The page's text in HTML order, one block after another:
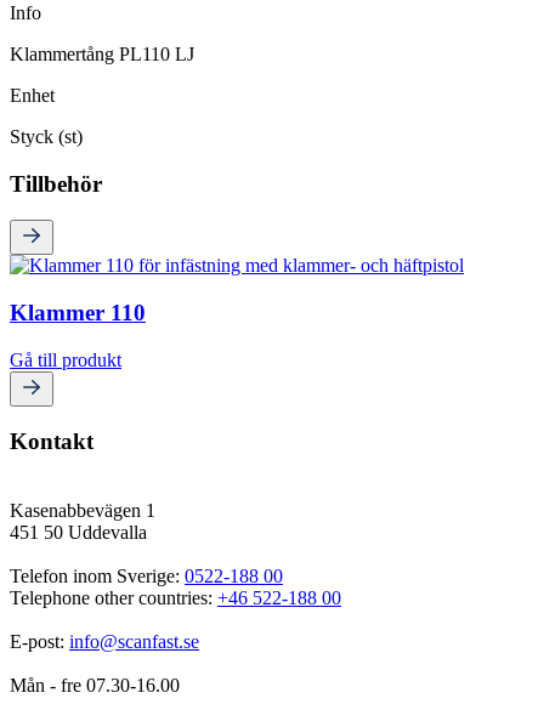
Info
Klammertång PL110 LJ
Enhet
Styck (st)
Tillbehör
Klammer 110
Gå till produkt
Kontakt
Kasenabbevägen 1
451 50 Uddevalla
Telefon inom Sverige: 0522-188 00
Telephone other countries: +46 522-188 00
E-post: info@scanfast.se
Mån - fre 07.30-16.00